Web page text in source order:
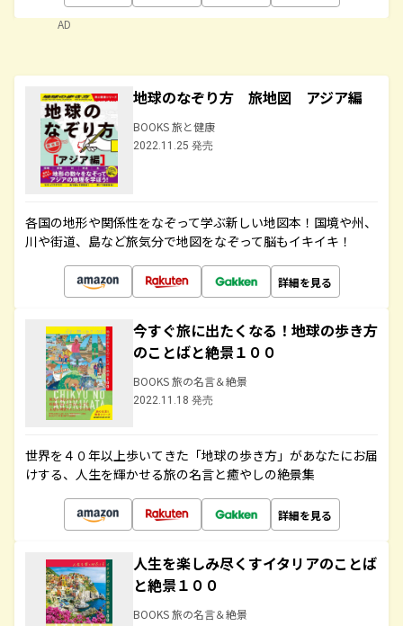
AD
地球のなぞり方 旅地図 アジア編
BOOKS 旅と健康
2022.11.25 発売
各国の地形や関係性をなぞって学ぶ新しい地図本！国境や州、
川や街道、島など旅気分で地図をなぞって脳もイキイキ！
詳細を見る
今すぐ旅に出たくなる！地球の歩き方
のことばと絶景１００
BOOKS 旅の名言＆絶景
2022.11.18 発売
世界を４０年以上歩いてきた「地球の歩き方」があなたにお届
けする、人生を輝かせる旅の名言と癒やしの絶景集
詳細を見る
人生を楽しみ尽くすイタリアのことば
と絶景１００
BOOKS 旅の名言＆絶景